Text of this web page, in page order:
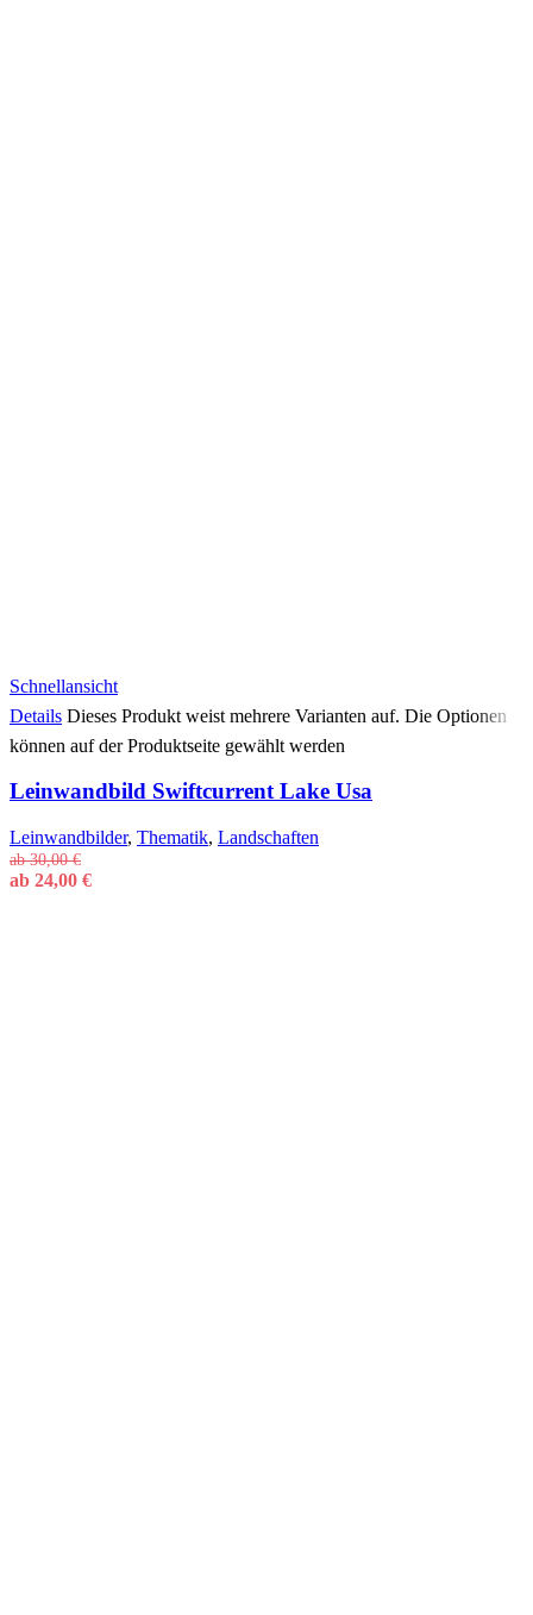
Schnellansicht
Details Dieses Produkt weist mehrere Varianten auf. Die Optionen
können auf der Produktseite gewählt werden
Leinwandbild Swiftcurrent Lake Usa
Leinwandbilder, Thematik, Landschaften
ab30,00€
ab 24,00 €